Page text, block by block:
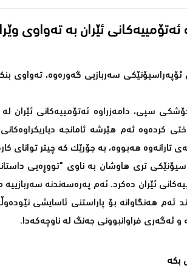
ئێران بە تەواوی
سەربازیی گەورەوە، تەواوی
سپی، دامەزراوە ئەتۆمییەکانی
کردەوە ئەم هێرشە ئامانجە
تارانەوە هەبووە، بە جۆرێک کە چیتر توانای
تری هاوشان بە ناوی "تووڕەیی
ئێران دەکرد. ئەم پەرەسەندنە
هەنگاوانە بۆ پاراستنی ئاسایشی
و ئەگەری فراوانبوونی جەنگ لە ناوچەکەدا.
بکە